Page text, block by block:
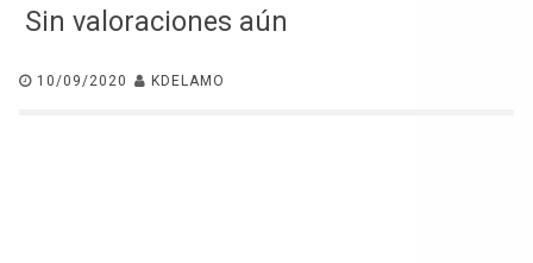
Sin valoraciones aún
10/09/2020 KDELAMO